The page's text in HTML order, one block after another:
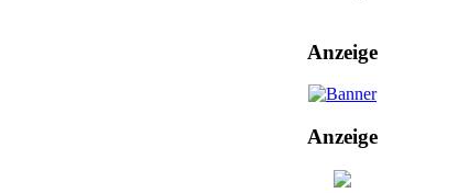
Anzeige
Anzeige